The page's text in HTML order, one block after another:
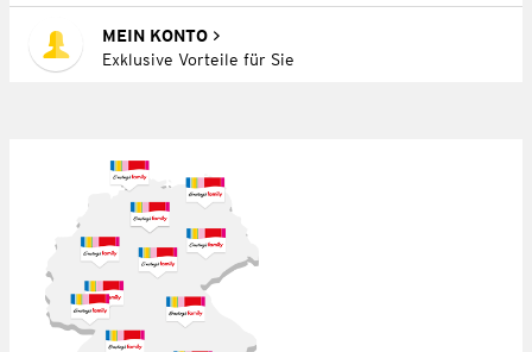
MEIN KONTO
Exklusive Vorteile für Sie